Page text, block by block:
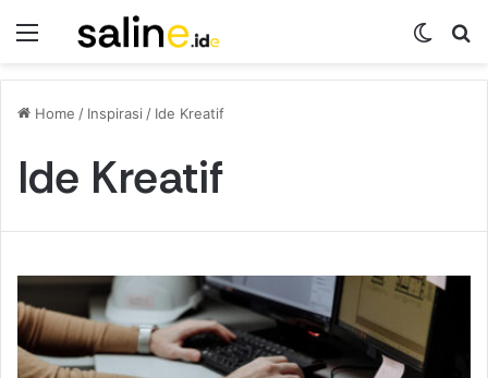
Menu
Home / Inspirasi / Ide Kreatif
Ide Kreatif